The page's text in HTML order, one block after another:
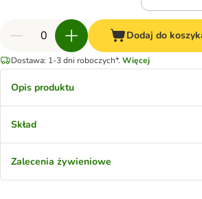
Dodaj do
Dostawa: 1-3 dni roboczych*. Więcej
Opis produktu
Skład
Zalecenia żywieniowe